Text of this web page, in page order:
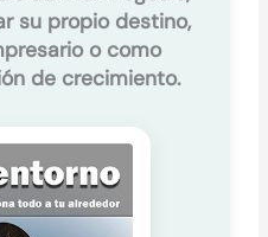
su propio destino,
o como
de crecimiento.